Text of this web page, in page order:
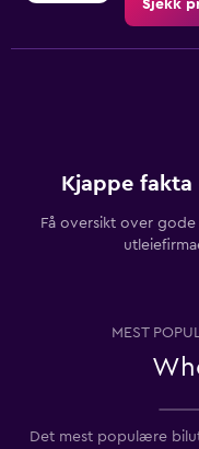
Sjekk
Kjappe fakta
Få oversikt over
MEST
Det mest populære